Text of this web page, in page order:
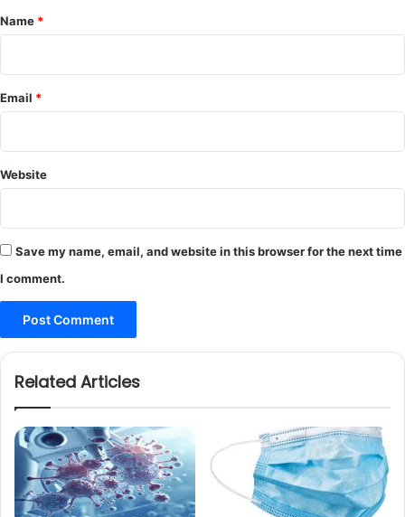
*
Name *
Email *
Website
Save my name, email, and website in this browser for the next time
I comment.
Related Articles